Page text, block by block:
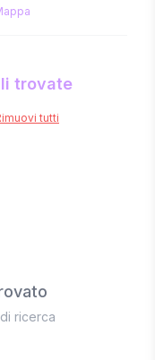
trovate
tutti
ricerca